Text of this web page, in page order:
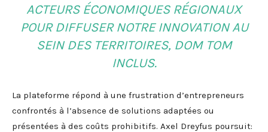
ACTEURS ÉCONOMIQUES RÉGIONAUX
POUR DIFFUSER NOTRE INNOVATION AU
SEIN DES TERRITOIRES, DOM TOM
INCLUS.
La plateforme répond à une frustration d’entrepreneurs
confrontés à l’absence de solutions adaptées ou
présentées à des coûts prohibitifs. Axel Dreyfus poursuit: